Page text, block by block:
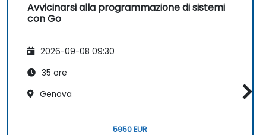
Avvicinarsi alla programmazione di sistemi
con Go
2026-09-08 09:30
35 ore
Genova
5950 EUR